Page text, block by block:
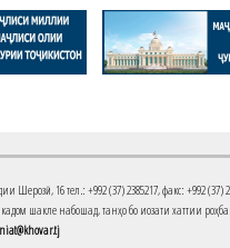
16 тел.: +992 (37) 2385217, факс: +992 (37)
шакле набошад, танҳо бо иҷозати хаттии
niat@khovar.tj